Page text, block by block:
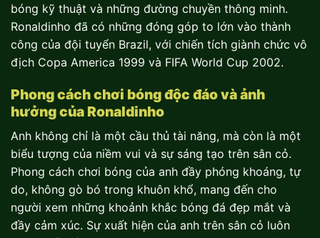
bóng kỹ thuật và những đường chuyền thông minh.
Ronaldinho đã có những đóng góp to lớn vào thành
công của đội tuyển Brazil, với chiến tích giành chức vô
địch Copa America 1999 và FIFA World Cup 2002.
Phong cách chơi bóng độc đáo và ảnh
hưởng của Ronaldinho
Anh không chỉ là một cầu thủ tài năng, mà còn là một
biểu tượng của niềm vui và sự sáng tạo trên sân cỏ.
Phong cách chơi bóng của anh đầy phóng khoáng, tự
do, không gò bó trong khuôn khổ, mang đến cho
người xem những khoảnh khắc bóng đá đẹp mắt và
đầy cảm xúc. Sự xuất hiện của anh trên sân cỏ luôn